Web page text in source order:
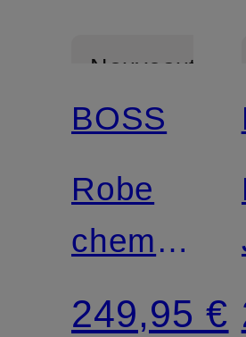
Nouveautés
BOSS
Robe
chemise
249,95 €